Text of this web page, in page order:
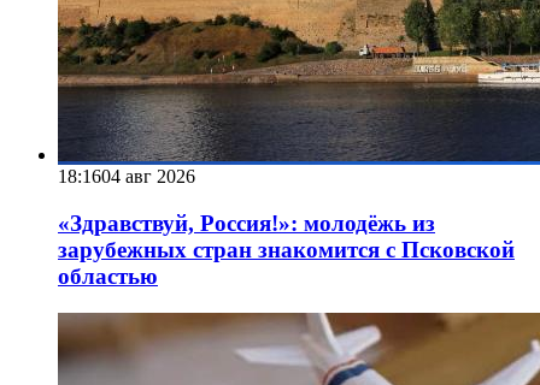
18:1604 авг 2026
«Здравствуй, Россия!»: молодёжь из
зарубежных стран знакомится с Псковской
областью